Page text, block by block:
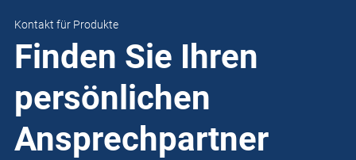
Kontakt für Produkte
Finden Sie Ihren
persönlichen
Ansprechpartner